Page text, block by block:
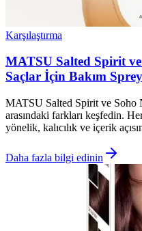
Karşılaştırma
MATSU Salted Spirit
Saçlar İçin Bakım
MATSU Salted Spirit ve Soho
arasındaki farkları keşfedin.
yönelik, kalıcılık ve içerik
Daha fazla bilgi edinin